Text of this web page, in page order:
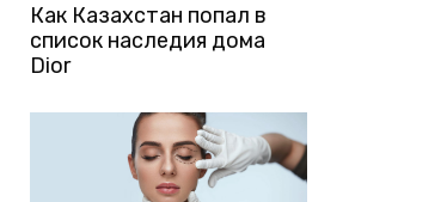
Как Казахстан попал в
список наследия дома
Dior